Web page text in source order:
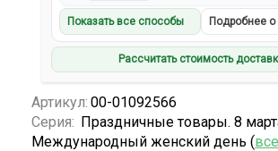
Показать все способы Подробнее о
Рассчитать стоимость
Артикул: 00-01092566
Серия: Праздничные товары. 8
Международный женский день (